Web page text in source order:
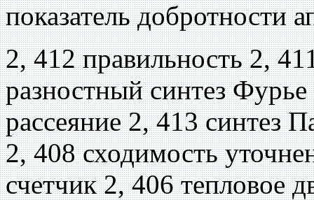
показатель добротности
2, 412 правильность 2,
разностный синтез
рассеяние 2, 413 синтез
2, 408 сходимость
счетчик 2, 406 тепловое